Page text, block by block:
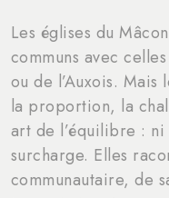
Les églises du
communs avec
ou de l’Auxois.
la proportion, la
art de l’équilibre : ni
surcharge. Elles
communautaire, de